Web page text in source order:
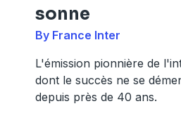
sonne
By France Inter
L'émission pionnière de
dont le succès ne se
depuis près de 40 ans.